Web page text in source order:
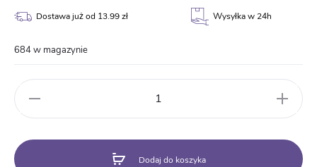
Dostawa już od 13.99 zł Wysyłka w 24h
684 w magazynie
Dyrektora
dla
Dodaj do koszyka